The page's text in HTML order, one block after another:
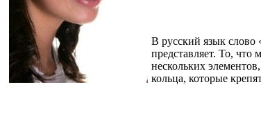
В русский язык слово
представляет. То, что
нескольких
кольца, которые